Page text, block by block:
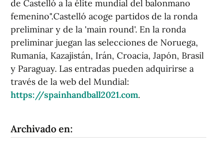
de Castelló a la élite mundial del balonmano
femenino".Castelló acoge partidos de la ronda
preliminar y de la 'main round'. En la ronda
preliminar juegan las selecciones de Noruega,
Rumanía, Kazajistán, Irán, Croacia, Japón, Brasil
y Paraguay. Las entradas pueden adquirirse a
través de la web del Mundial:
https://spainhandball2021.com.
Archivado en: